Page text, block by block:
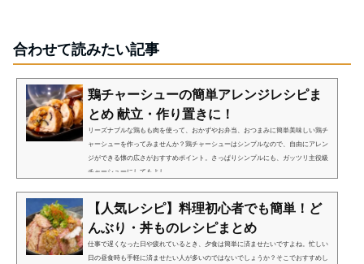
合わせて読みたい記事
鶏チャーシューの簡単アレンジレシピま
とめ 献立・作り置きに！
リーズナブルな鶏もも肉を使って、おかずやお弁当、おつまみに簡単美味しい鶏チ
ャーシューを作ってみませんか？鶏チャーシューはシンプルなので、自由にアレン
ジができる懐の広さがおすすめポイント。さっぱりシンプルにも、ガッツリ主役級
チャーシューにしてもよし...
【人気レシピ】料理初心者でも簡単！ど
んぶり・丼ものレシピまとめ
仕事で遅くなった日や疲れているとき、夕食は簡単に済ませたいですよね。忙しい
日の昼食時も手軽に済ませたい人が多いのではないでしょうか？そこでおすすめし